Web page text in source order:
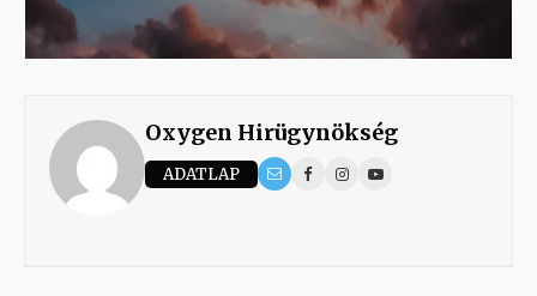
Oxygen Hirügynökség
ADATLAP